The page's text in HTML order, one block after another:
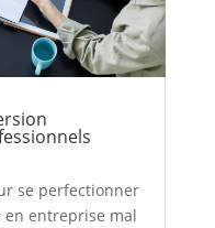
se perfectionner
entreprise mal